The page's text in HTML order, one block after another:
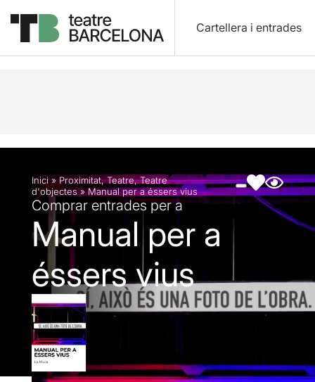
Cartellera i entrades
Descripció Fitxa artística Fotos i vídeos
Inici»Proximitat,Teatre,Teatre
d'objectes»Manual per a éssers vius
Comprar entrades per a
Manual per a
éssers vius